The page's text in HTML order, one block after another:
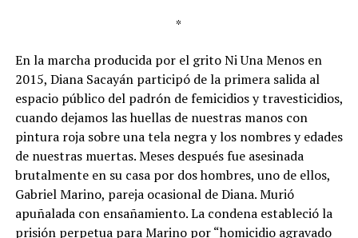
*
En la marcha producida por el grito Ni Una Menos en
2015, Diana Sacayán participó de la primera salida al
espacio público del padrón de femicidios y travesticidios,
cuando dejamos las huellas de nuestras manos con
pintura roja sobre una tela negra y los nombres y edades
de nuestras muertas. Meses después fue asesinada
brutalmente en su casa por dos hombres, uno de ellos,
Gabriel Marino, pareja ocasional de Diana. Murió
apuñalada con ensañamiento. La condena estableció la
prisión perpetua para Marino por “homicidio agravado